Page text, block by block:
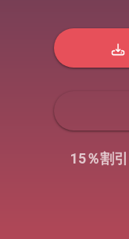
15％割引